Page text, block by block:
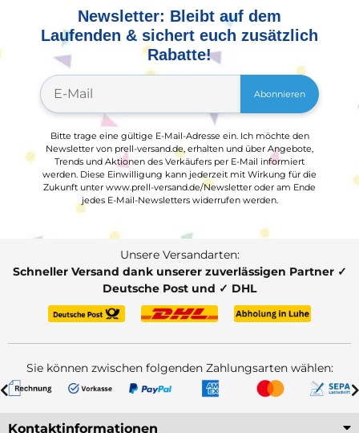
Newsletter: Bleibt auf dem
Laufenden & sichert euch zusätzlich
Rabatte!
Abonnieren
Bitte trage eine gültige E-Mail-Adresse ein. Ich möchte den
Newsletter von prell-versand.de, erhalten und über Angebote,
Trends und Aktionen des Verkäufers per E-Mail informiert
werden. Diese Einwilligung kann jederzeit mit Wirkung für die
Zukunft unter www.prell-versand.de/Newsletter oder am Ende
jedes E-Mail-Newsletters widerrufen werden.
Unsere Versandarten:
Schneller Versand dank unserer zuverlässigen Partner ✓
Deutsche Post und ✓ DHL
Sie können zwischen folgenden Zahlungsarten wählen:
Kontaktinformationen